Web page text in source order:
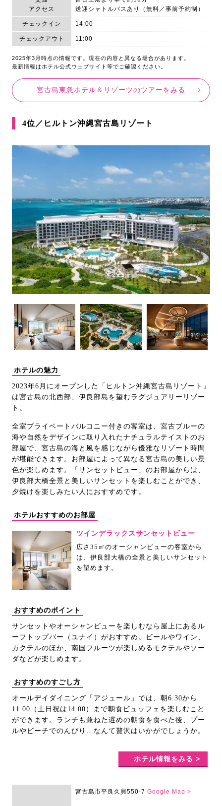
アクセス
送迎シャトルバスあり（無料／事前予約制）
チェックイン 14:00
チェックアウト 11:00
2025年3月時点の情報です。現在の内容と異なる場合があります。
最新情報はホテル公式ウェブサイト等でご確認ください。
宮古島東急ホテル＆リゾーツのツアーをみる
4位／ヒルトン沖縄宮古島リゾート
ホテルの魅力
2023年6月にオープンした「ヒルトン沖縄宮古島リゾート」
は宮古島の北西部、伊良部島を望むラグジュアリーリゾー
ト。
全室プライベートバルコニー付きの客室は、宮古ブルーの
海や自然をデザインに取り入れたナチュラルテイストのお
部屋で、宮古島の海と風を感じながら優雅なリゾート時間
が堪能できます。お部屋によって異なる宮古島の美しい景
色が楽しめます。「サンセットビュー」のお部屋からは、
伊良部大橋全景と美しいサンセットを楽しむことができ、
夕焼けを楽しみたい人におすすめです。
ホテルおすすめのお部屋
ツインデラックスサンセットビュー
広さ35㎡のオーシャンビューの客室から
は、伊良部大橋の全景と美しいサンセット
を望めます。
おすすめのポイント
サンセットやオーシャンビューを楽しむなら屋上にあるル
ーフトップバー（ユナイ）がおすすめ。ビールやワイン、
カクテルのほか、南国フルーツが楽しめるモクテルやソー
ダなどが楽しめます。
おすすめのすごし方
オールデイダイニング「アジュール」では、朝6:30から
11:00（土日祝は14:00）まで朝食ビュッフェを楽しむこと
ができます。ランチも兼ねた遅めの朝食を食べた後、プー
ルやビーチでのんびり…なんて贅沢はいかがでしょうか。
ホテル情報をみる >
宮古島市平良久貝550-7 Google Map >